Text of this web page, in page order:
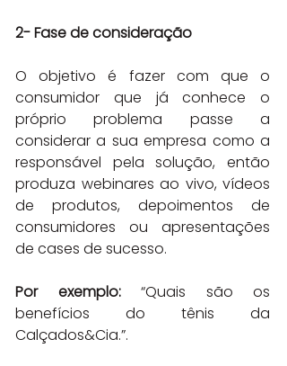
2- Fase de consideração
O objetivo é fazer com que o
consumidor que já conhece o
próprio problema passe a
considerar a sua empresa como a
responsável pela solução, então
produza webinares ao vivo, vídeos
de produtos, depoimentos de
consumidores ou apresentações
de cases de sucesso.
Por exemplo: “Quais são os
benefícios do tênis da
Calçados&Cia.”.